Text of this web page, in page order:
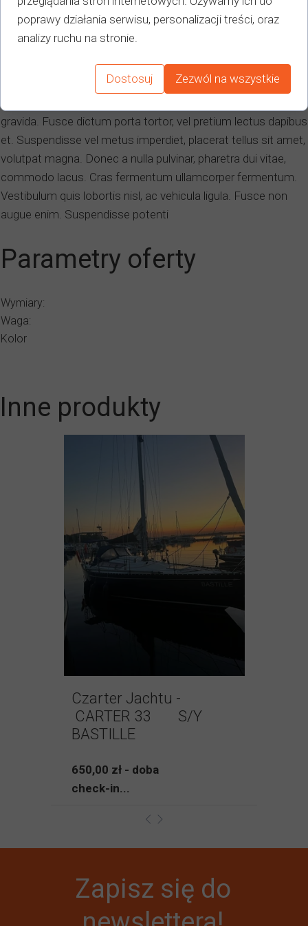
Zapisz się do
Nunc pretium lectus nec enim aliquam interdum.
Pellentesque imperdiet tristique sollicitudin. Ut ultrices purus
ac nulla ornare, id sodales quam scelerisque. Interdum et
malesuada fames ac ante ipsum primis in faucibus. Class
aptent taciti sociosqu ad litora torquent per conubia nostra,
per inceptos himenaeos. Aenean hendrerit quis nulla vel
gravida. Fusce dictum porta tortor, vel pretium lectus dapibus
et. Suspendisse vel metus imperdiet, placerat tellus sit amet,
volutpat magna. Donec a nulla pulvinar, pharetra dui vitae,
commodo lacus. Cras fermentum ullamcorper fermentum.
Vestibulum quis lobortis nisl, ac vehicula ligula. Fusce non
augue enim. Suspendisse potenti
Parametry oferty
Wymiary:
Waga:
Kolor
Inne produkty
Czarter Jachtu -
CARTER 33 S/Y
BASTILLE
650,00 zł - doba
check-in...
poprawy działania serwisu, personalizacji treści, oraz
analizy ruchu na stronie.
Dostosuj Zezwól na wszystkie